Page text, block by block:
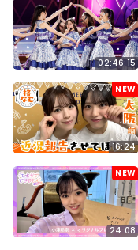
02:46:15
NEW
16:24
NEW
24:08